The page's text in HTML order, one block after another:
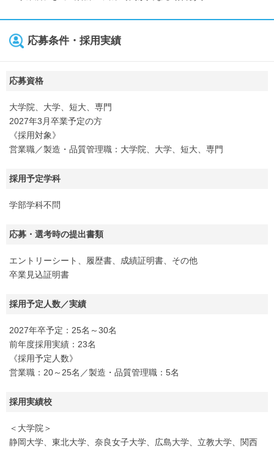
応募条件・採用実績
応募資格
大学院、大学、短大、専門
2027年3月卒業予定の方
《採用対象》
営業職／製造・品質管理職：大学院、大学、短大、専門
採用予定学科
学部学科不問
応募・選考時の提出書類
エントリーシート、履歴書、成績証明書、その他
卒業見込証明書
採用予定人数／実績
2027年卒予定：25名～30名
前年度採用実績：23名
《採用予定人数》
営業職：20～25名／製造・品質管理職：5名
採用実績校
＜大学院＞
静岡大学、東北大学、奈良女子大学、広島大学、立教大学、関西